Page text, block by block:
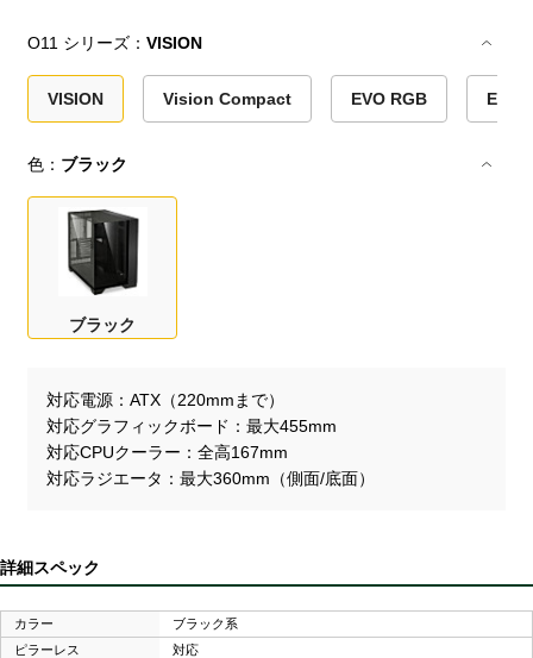
O11 シリーズ：VISION
VISION Vision Compact EVO RGB EVO
色： ブラック
ブラック
対応電源
ATX（220mmまで）
対応グラフィックボード
最大455mm
対応CPUクーラー
全高167mm
対応ラジエータ
最大360mm（側面/底面）
詳細スペック
カラー
ブラック系
ピラーレス
対応